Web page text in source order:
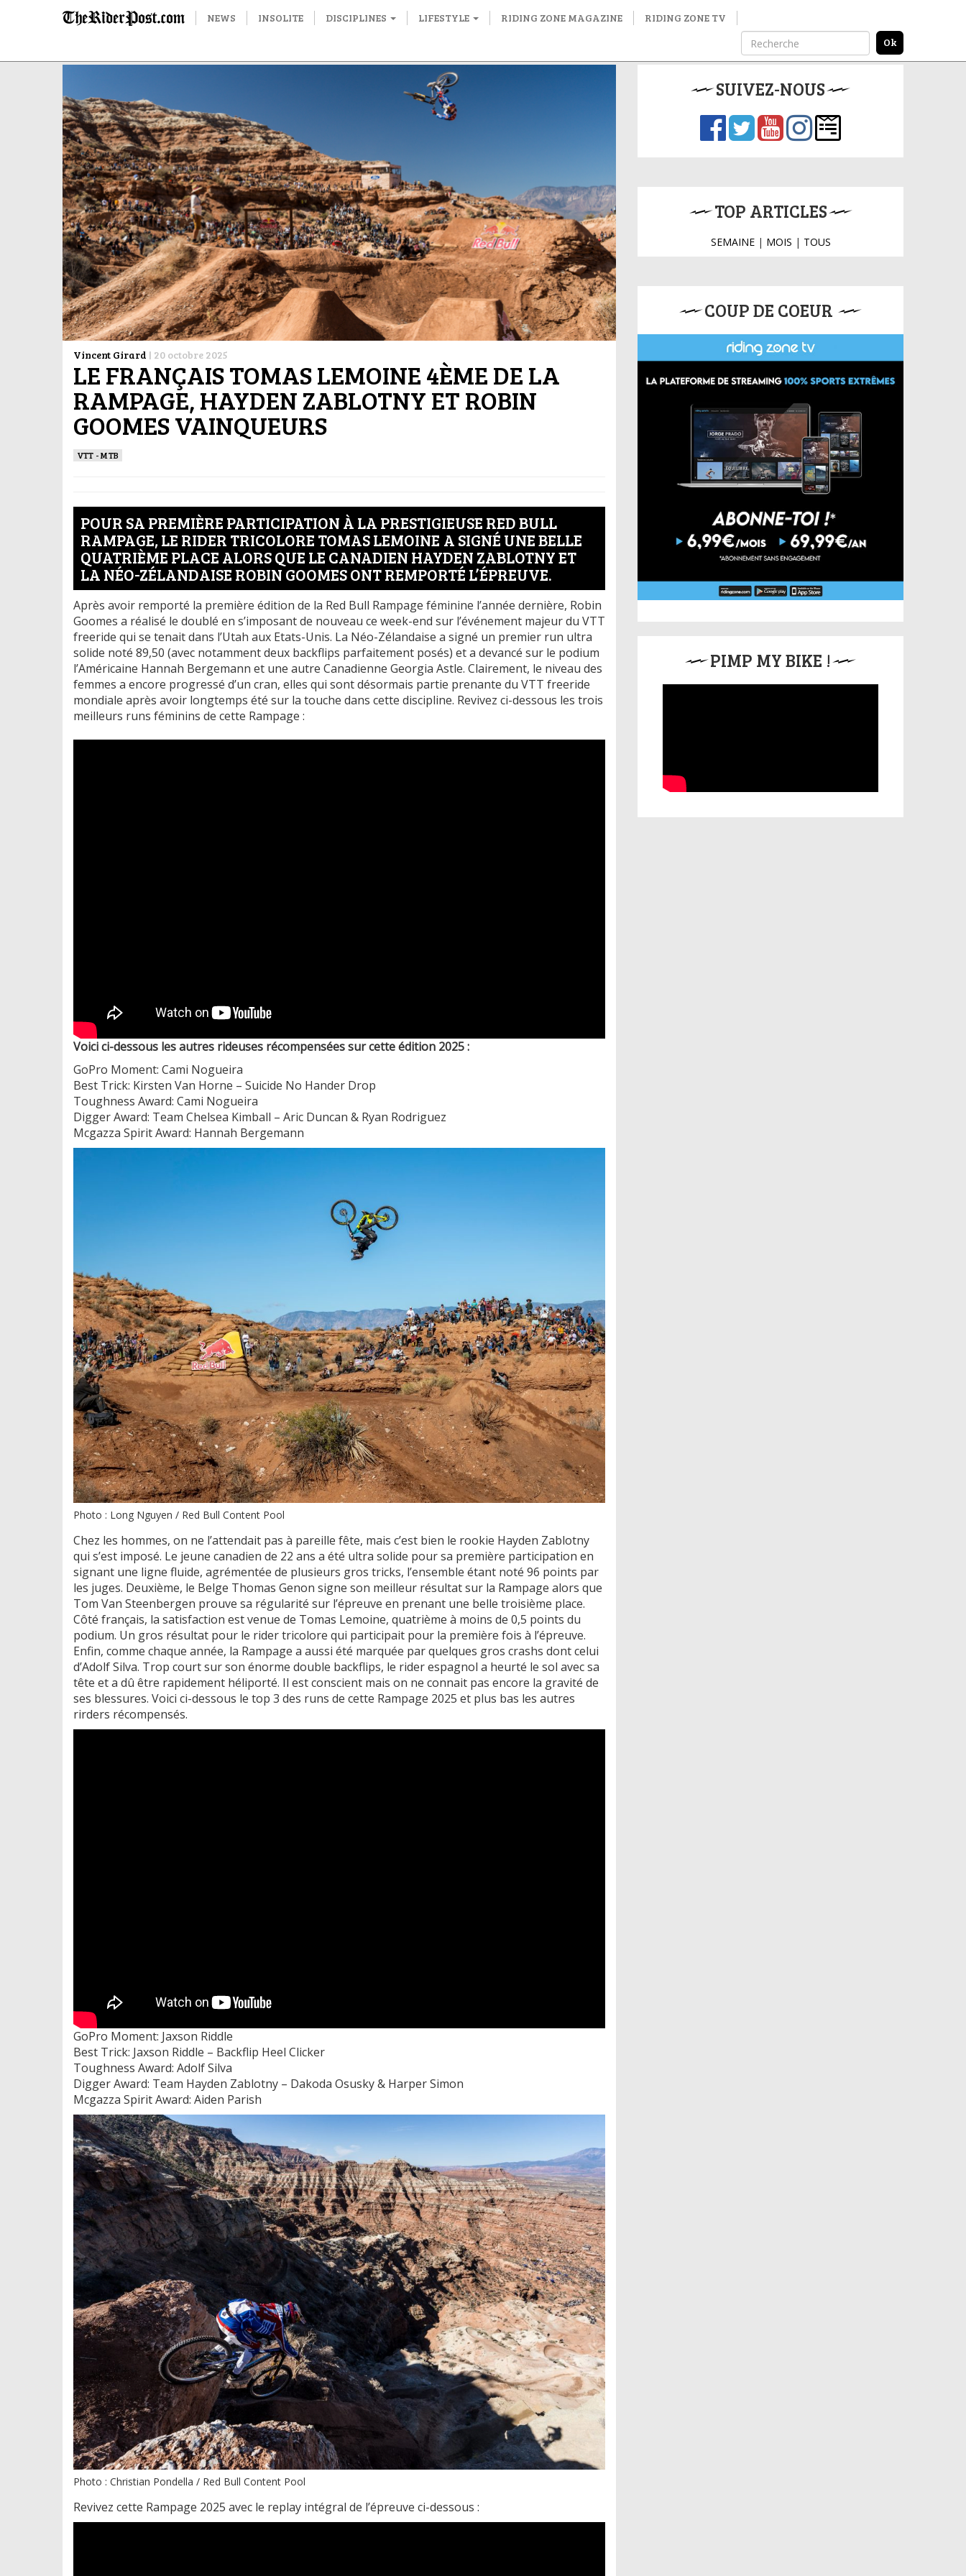
NEWS INSOLITE DISCIPLINES LIFESTYLE RIDING ZONE MAGAZINE RIDING ZONE TV
Vincent Girard | 20 octobre 2025
LE FRANÇAIS TOMAS LEMOINE 4ÈME DE LA
RAMPAGE, HAYDEN ZABLOTNY ET ROBIN
GOOMES VAINQUEURS
VTT - MTB
POUR SA PREMIÈRE PARTICIPATION À LA PRESTIGIEUSE RED BULL
RAMPAGE, LE RIDER TRICOLORE TOMAS LEMOINE A SIGNÉ UNE BELLE
QUATRIÈME PLACE ALORS QUE LE CANADIEN HAYDEN ZABLOTNY ET
LA NÉO-ZÉLANDAISE ROBIN GOOMES ONT REMPORTÉ L’ÉPREUVE.
Après avoir remporté la première édition de la Red Bull Rampage féminine l’année dernière, Robin
Goomes a réalisé le doublé en s’imposant de nouveau ce week-end sur l’événement majeur du VTT
freeride qui se tenait dans l’Utah aux Etats-Unis. La Néo-Zélandaise a signé un premier run ultra
solide noté 89,50 (avec notamment deux backflips parfaitement posés) et a devancé sur le podium
l’Américaine Hannah Bergemann et une autre Canadienne Georgia Astle. Clairement, le niveau des
femmes a encore progressé d’un cran, elles qui sont désormais partie prenante du VTT freeride
mondiale après avoir longtemps été sur la touche dans cette discipline. Revivez ci-dessous les trois
meilleurs runs féminins de cette Rampage :
Voici ci-dessous les autres rideuses récompensées sur cette édition 2025 :
GoPro Moment: Cami Nogueira
Best Trick: Kirsten Van Horne – Suicide No Hander Drop
Toughness Award: Cami Nogueira
Digger Award: Team Chelsea Kimball – Aric Duncan & Ryan Rodriguez
Mcgazza Spirit Award: Hannah Bergemann
Photo : Long Nguyen / Red Bull Content Pool
Chez les hommes, on ne l’attendait pas à pareille fête, mais c’est bien le rookie Hayden Zablotny
qui s’est imposé. Le jeune canadien de 22 ans a été ultra solide pour sa première participation en
signant une ligne fluide, agrémentée de plusieurs gros tricks, l’ensemble étant noté 96 points par
les juges. Deuxième, le Belge Thomas Genon signe son meilleur résultat sur la Rampage alors que
Tom Van Steenbergen prouve sa régularité sur l’épreuve en prenant une belle troisième place.
Côté français, la satisfaction est venue de Tomas Lemoine, quatrième à moins de 0,5 points du
podium. Un gros résultat pour le rider tricolore qui participait pour la première fois à l’épreuve.
Enfin, comme chaque année, la Rampage a aussi été marquée par quelques gros crashs dont celui
d’Adolf Silva. Trop court sur son énorme double backflips, le rider espagnol a heurté le sol avec sa
tête et a dû être rapidement héliporté. Il est conscient mais on ne connait pas encore la gravité de
ses blessures. Voici ci-dessous le top 3 des runs de cette Rampage 2025 et plus bas les autres
rirders récompensés.
GoPro Moment: Jaxson Riddle
Best Trick: Jaxson Riddle – Backflip Heel Clicker
Toughness Award: Adolf Silva
Digger Award: Team Hayden Zablotny – Dakoda Osusky & Harper Simon
Mcgazza Spirit Award: Aiden Parish
Photo : Christian Pondella / Red Bull Content Pool
Revivez cette Rampage 2025 avec le replay intégral de l’épreuve ci-dessous :
SUIVEZ-NOUS
TOP ARTICLES
SEMAINE| MOIS | TOUS
COUP DE COEUR
PIMP MY BIKE !